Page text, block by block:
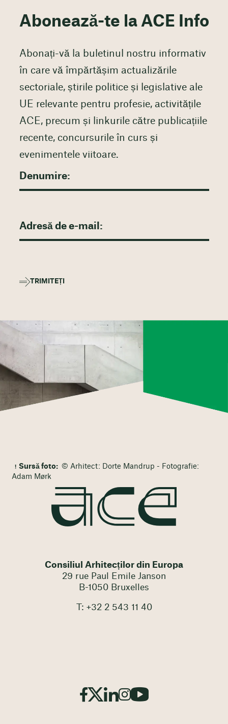
Abonează-te la ACE Info
Abonați-vă la buletinul nostru informativ
în care vă împărtășim actualizările
sectoriale, știrile politice și legislative ale
UE relevante pentru profesie, activitățile
ACE, precum și linkurile către publicațiile
recente, concursurile în curs și
evenimentele viitoare.
TRIMITEȚI
Sursă foto: © Arhitect: Dorte Mandrup - Fotografie:
Adam Mørk
Consiliul Arhitecților din Europa
29 rue Paul Emile Janson
B-1050 Bruxelles
T: +32 2 543 11 40